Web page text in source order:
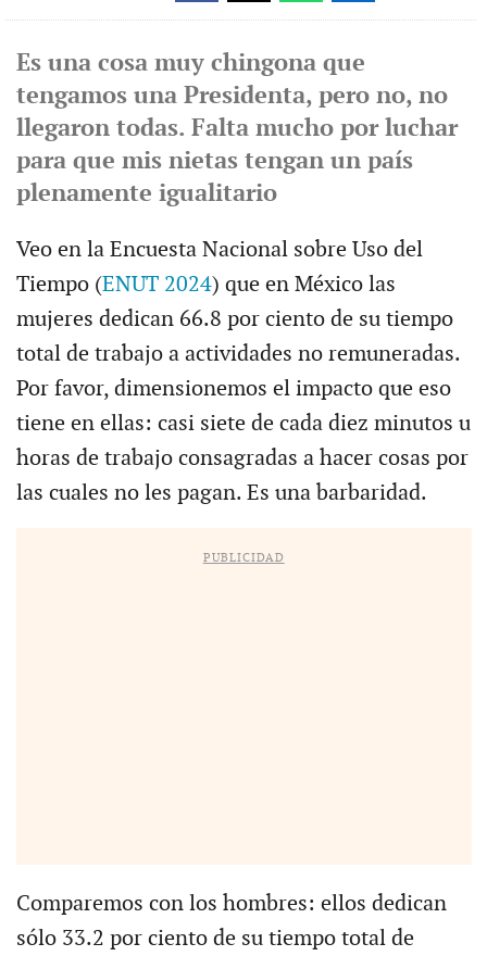
Es una cosa muy chingona que
tengamos una Presidenta, pero no, no
llegaron todas. Falta mucho por luchar
para que mis nietas tengan un país
plenamente igualitario
Veo en la Encuesta Nacional sobre Uso del
Tiempo (ENUT 2024) que en México las
mujeres dedican 66.8 por ciento de su tiempo
total de trabajo a actividades no remuneradas.
Por favor, dimensionemos el impacto que eso
tiene en ellas: casi siete de cada diez minutos u
horas de trabajo consagradas a hacer cosas por
las cuales no les pagan. Es una barbaridad.
PUBLICIDAD
Comparemos con los hombres: ellos dedican
sólo 33.2 por ciento de su tiempo total de